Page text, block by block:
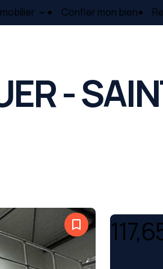
Confier mon bien
-
bookmark_border